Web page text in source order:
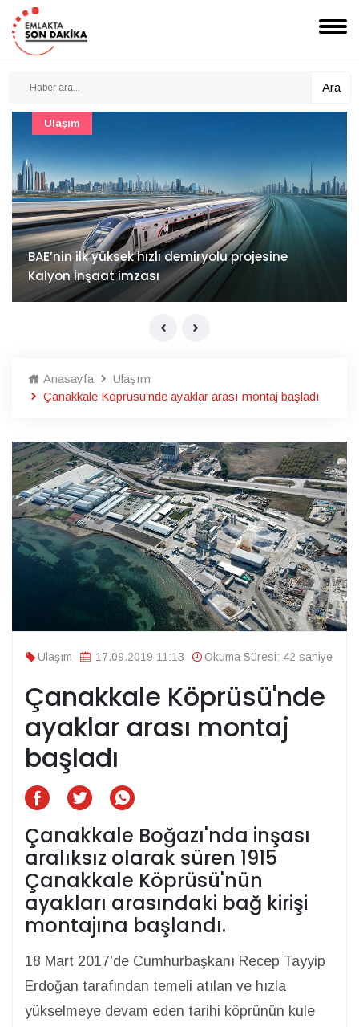
Ara
Mimarlık ve mühendislik projeleri e-PYS ile dijital
ortama taşınacak
Güncel
Anasayfa
Ulaşım
Çanakkale Köprüsü'nde ayaklar arası montaj başladı
Ulaşım 17.09.2019 11:13 Okuma Süresi: 42 saniye
Çanakkale Köprüsü'nde
ayaklar arası montaj
başladı
Çanakkale Boğazı'nda inşası
aralıksız olarak süren 1915
Çanakkale Köprüsü'nün
ayakları arasındaki bağ kirişi
montajına başlandı.
18 Mart 2017'de Cumhurbaşkanı Recep Tayyip
Erdoğan tarafından temeli atılan ve hızla
yükselmeye devam eden tarihi köprünün kule